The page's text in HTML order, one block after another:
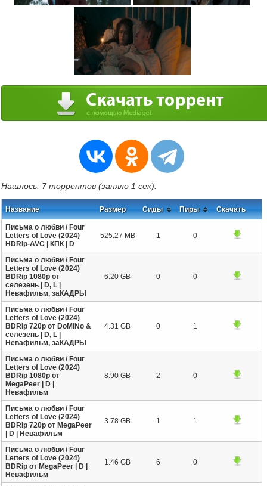
Нашлось: 7 торрентов (заняло 1 сек).
Название Размер Сиды Пиры Скачать
Письма о любви / Four
Letters of Love (2024)
HDRip-AVC | КПК | D
525.27 MB 1 0
Письма о любви / Four
Letters of Love (2024)
BDRip 1080p от
селезень | D, L |
Невафильм, заКАДРЫ
6.20 GB 0 0
Письма о любви / Four
Letters of Love (2024)
BDRip 720p от DoMiNo &
селезень | D, L |
Невафильм, заКАДРЫ
4.31 GB 0 1
Письма о любви / Four
Letters of Love (2024)
BDRip 1080p от
MegaPeer | D |
Невафильм
8.90 GB 2 0
Письма о любви / Four
Letters of Love (2024)
BDRip 720p от MegaPeer
| D | Невафильм
3.78 GB 1 1
Письма о любви / Four
Letters of Love (2024)
BDRip от MegaPeer | D |
Невафильм
1.46 GB 6 0